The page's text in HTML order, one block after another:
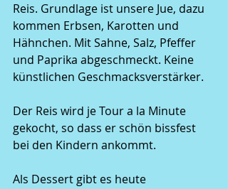
Reis. Grundlage ist unsere Jue, dazu
kommen Erbsen, Karotten und
Hähnchen. Mit Sahne, Salz, Pfeffer
und Paprika abgeschmeckt. Keine
künstlichen Geschmacksverstärker.
Der Reis wird je Tour a la Minute
gekocht, so dass er schön bissfest
bei den Kindern ankommt.
Als Dessert gibt es heute